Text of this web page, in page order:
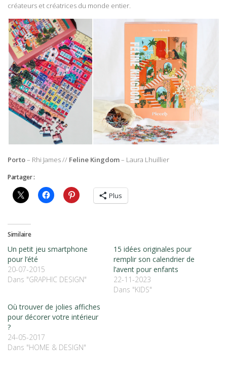
créateurs et créatrices du monde entier.
Porto– Rhi James // Feline Kingdom– Laura Lhuillier
Partager :
Plus
Similaire
Un petit jeu smartphone
pour l’été
20-07-2015
Dans "GRAPHIC DESIGN"
15 idées originales pour
remplir son calendrier de
l’avent pour enfants
22-11-2023
Dans "KIDS"
Où trouver de jolies affiches
pour décorer votre intérieur
?
24-05-2017
Dans "HOME & DESIGN"